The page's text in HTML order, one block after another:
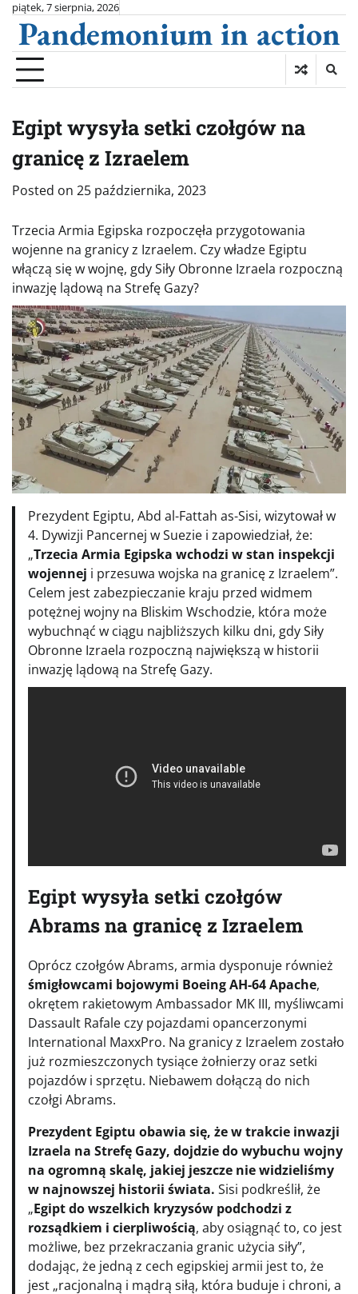
Skip
content
piątek, 7 sierpnia, 2026
Pandemonium in action
Egipt wysyła setki czołgów na
granicę z Izraelem
Posted on 25 października, 2023
Trzecia Armia Egipska rozpoczęła przygotowania
wojenne na granicy z Izraelem. Czy władze Egiptu
włączą się w wojnę, gdy Siły Obronne Izraela rozpoczną
inwazję lądową na Strefę Gazy?
Prezydent Egiptu, Abd al-Fattah as-Sisi, wizytował w
4. Dywizji Pancernej w Suezie i zapowiedział, że:
„Trzecia Armia Egipska wchodzi w stan inspekcji
wojennej i przesuwa wojska na granicę z Izraelem”.
Celem jest zabezpieczanie kraju przed widmem
potężnej wojny na Bliskim Wschodzie, która może
wybuchnąć w ciągu najbliższych kilku dni, gdy Siły
Obronne Izraela rozpoczną największą w historii
inwazję lądową na Strefę Gazy.
Egipt wysyła setki czołgów
Abrams na granicę z Izraelem
Oprócz czołgów Abrams, armia dysponuje również
śmigłowcami bojowymi Boeing AH-64 Apache,
okrętem rakietowym Ambassador MK III, myśliwcami
Dassault Rafale czy pojazdami opancerzonymi
International MaxxPro. Na granicy z Izraelem zostało
już rozmieszczonych tysiące żołnierzy oraz setki
pojazdów i sprzętu. Niebawem dołączą do nich
czołgi Abrams.
Prezydent Egiptu obawia się, że w trakcie inwazji
Izraela na Strefę Gazy, dojdzie do wybuchu wojny
na ogromną skalę, jakiej jeszcze nie widzieliśmy
w najnowszej historii świata. Sisi podkreślił, że
„Egipt do wszelkich kryzysów podchodzi z
rozsądkiem i cierpliwością, aby osiągnąć to, co jest
możliwe, bez przekraczania granic użycia siły”,
dodając, że jedną z cech egipskiej armii jest to, że
jest „racjonalną i mądrą siłą, która buduje i chroni, a